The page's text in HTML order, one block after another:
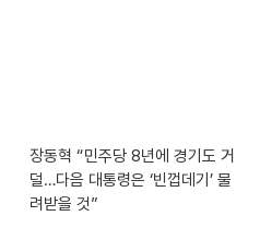
장동혁 “민주당 8년에 경기도 거
덜…다음 대통령은 ‘빈껍데기’ 물
려받을 것”